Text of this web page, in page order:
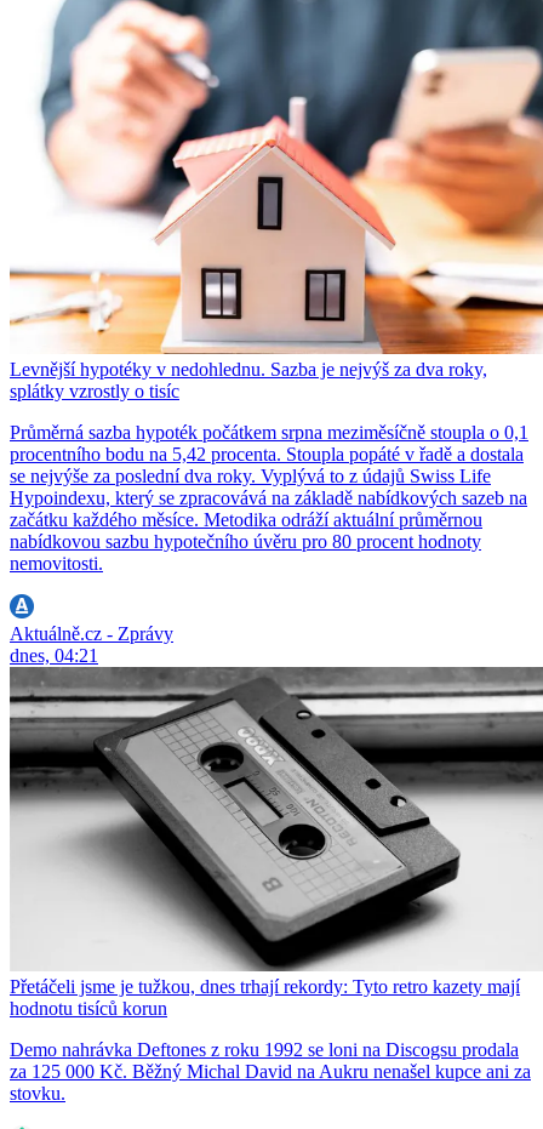
Levnější hypotéky v nedohlednu. Sazba je nejvýš za dva roky,
splátky vzrostly o tisíc
Průměrná sazba hypoték počátkem srpna meziměsíčně stoupla o 0,1
procentního bodu na 5,42 procenta. Stoupla popáté v řadě a dostala
se nejvýše za poslední dva roky. Vyplývá to z údajů Swiss Life
Hypoindexu, který se zpracovává na základě nabídkových sazeb na
začátku každého měsíce. Metodika odráží aktuální průměrnou
nabídkovou sazbu hypotečního úvěru pro 80 procent hodnoty
nemovitosti.
Aktuálně.cz - Zprávy
dnes, 04:21
Přetáčeli jsme je tužkou, dnes trhají rekordy: Tyto retro kazety mají
hodnotu tisíců korun
Demo nahrávka Deftones z roku 1992 se loni na Discogsu prodala
za 125 000 Kč. Běžný Michal David na Aukru nenašel kupce ani za
stovku.